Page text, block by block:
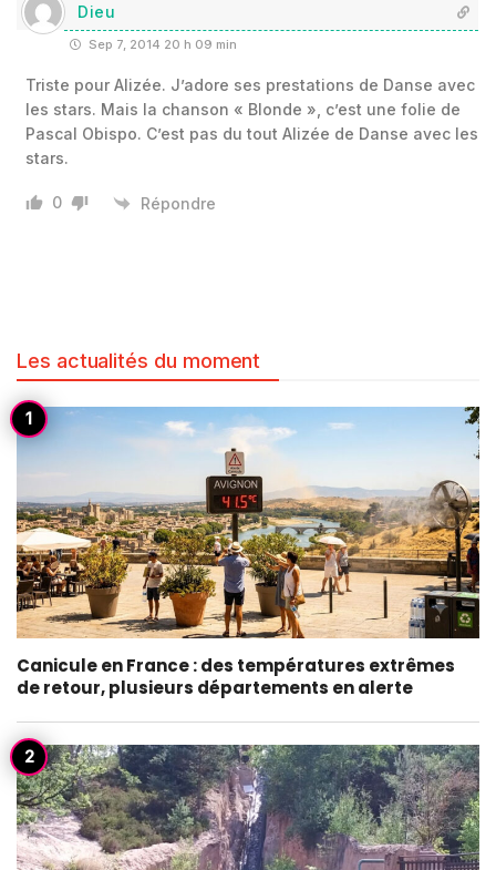
Dieu
Sep 7, 2014 20 h 09 min
Triste pour Alizée. J’adore ses prestations de Danse avec
les stars. Mais la chanson « Blonde », c’est une folie de
Pascal Obispo. C’est pas du tout Alizée de Danse avec les
stars.
0 Répondre
Les actualités du moment
Canicule en France : des températures extrêmes
de retour, plusieurs départements en alerte